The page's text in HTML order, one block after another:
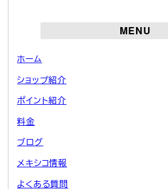
MENU
ホーム
ショップ紹介
ポイント紹介
料金
ブログ
メキシコ情報
よくある質問